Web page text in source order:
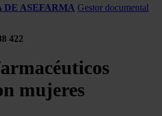
DE ASEFARMA Gestor documental
422
mujeres